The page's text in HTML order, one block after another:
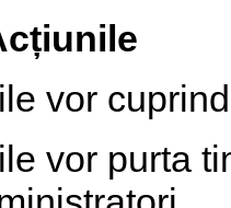
vor
vor purta